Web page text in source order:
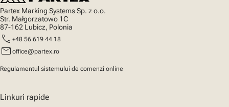
Partex Marking Systems Sp. z o.o.
Str. Małgorzatowo 1C
87-162 Lubicz, Polonia
call +48 56 619 44 18
mail office@partex.ro
Regulamentul sistemului de comenzi online
Linkuri rapide